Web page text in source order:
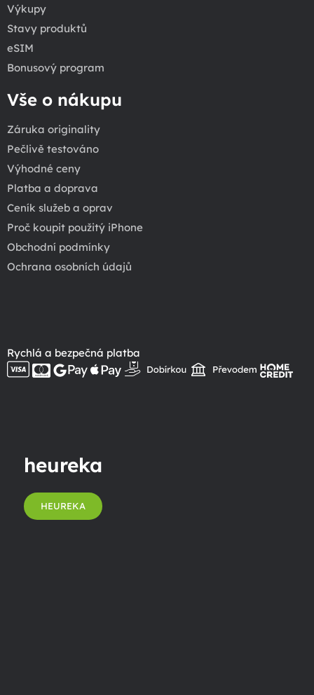
Výkupy
Stavy produktů
eSIM
Bonusový program
Vše o nákupu
Záruka originality
Pečlivě testováno
Výhodné ceny
Platba a doprava
Ceník služeb a oprav
Proč koupit použitý iPhone
Obchodní podmínky
Ochrana osobních údajů
Rychlá a bezpečná platba
heureka
HEUREKA